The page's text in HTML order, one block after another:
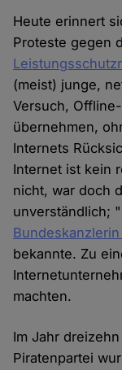
Heute erinnert
Proteste gegen
(meist) junge,
Versuch,
übernehmen,
Internets
Internet ist kein
nicht, war doch
unverständlich;
bekannte. Zu
machten.
Im Jahr
Piratenpartei